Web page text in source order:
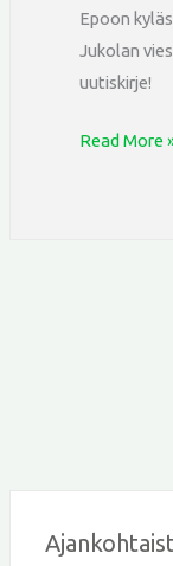
Epoon
Jukolan
uutiskirje!
Read More